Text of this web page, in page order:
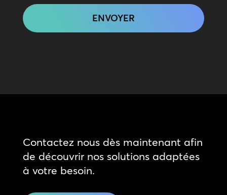
Contactez nous dès maintenant afin
de découvrir nos solutions adaptées
à votre besoin.